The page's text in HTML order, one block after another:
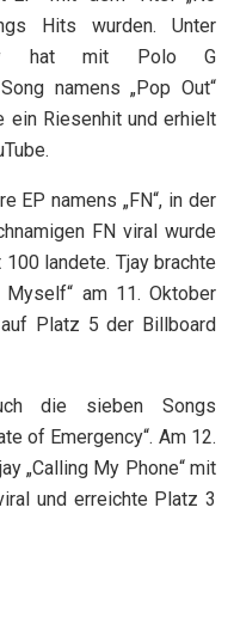
Hits wurden. Unter
hat mit Polo G
namens „Pop Out“
ein Riesenhit und erhielt
EP namens „FN“, in der
FN viral wurde
landete. Tjay brachte
am 11. Oktober
Platz 5 der Billboard
die sieben Songs
of Emergency“. Am 12.
„Calling My Phone“ mit
und erreichte Platz 3